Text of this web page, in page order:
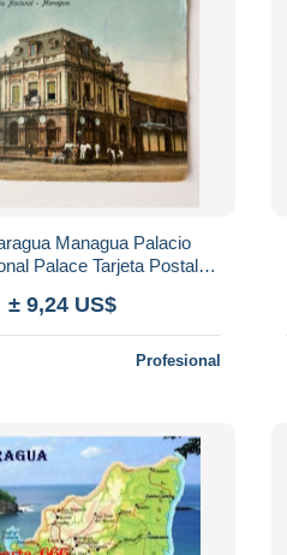
Managua Palacio
Palace Tarjeta Postal
± 9,24 US$
Profesional